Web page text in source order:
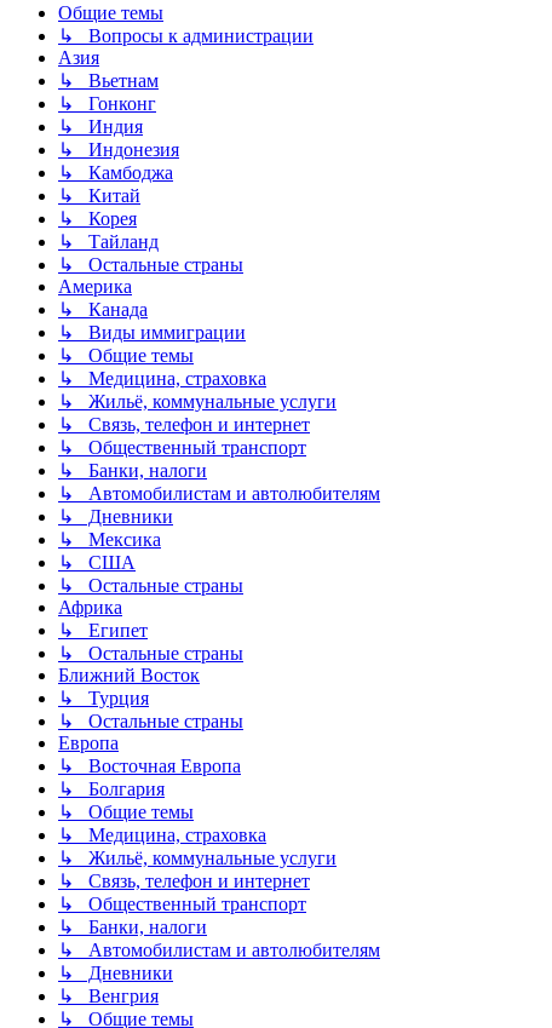
Общие темы
↳ Вопросы к администрации
Азия
↳ Вьетнам
↳ Гонконг
↳ Индия
↳ Индонезия
↳ Камбоджа
↳ Китай
↳ Корея
↳ Тайланд
↳ Остальные страны
Америка
↳ Канада
↳ Виды иммиграции
↳ Общие темы
↳ Медицина, страховка
↳ Жильё, коммунальные услуги
↳ Связь, телефон и интернет
↳ Общественный транспорт
↳ Банки, налоги
↳ Автомобилистам и автолюбителям
↳ Дневники
↳ Мексика
↳ США
↳ Остальные страны
Африка
↳ Египет
↳ Остальные страны
Ближний Восток
↳ Турция
↳ Остальные страны
Европа
↳ Восточная Европа
↳ Болгария
↳ Общие темы
↳ Медицина, страховка
↳ Жильё, коммунальные услуги
↳ Связь, телефон и интернет
↳ Общественный транспорт
↳ Банки, налоги
↳ Автомобилистам и автолюбителям
↳ Дневники
↳ Венгрия
↳ Общие темы